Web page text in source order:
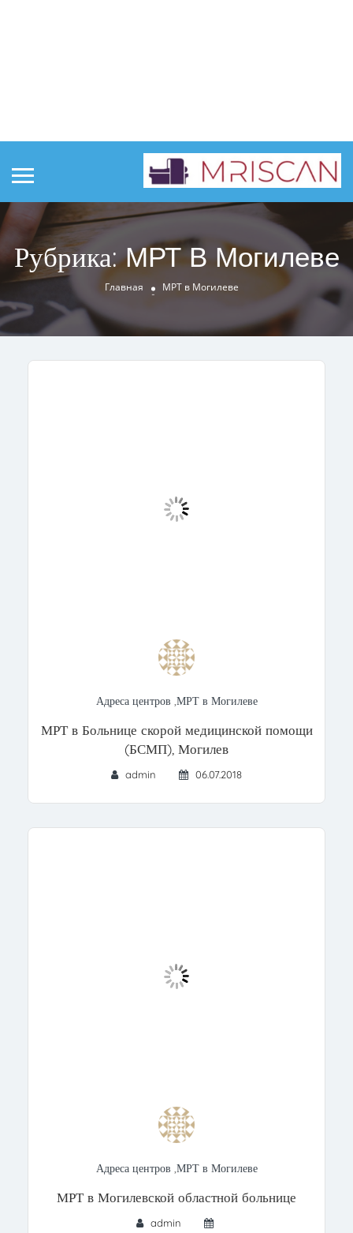
Рубрика:МРТ В Могилеве
Главная МРТ в Могилеве
Адреса центров ,МРТ в Могилеве
МРТ в Больнице скорой медицинской помощи
(БСМП), Могилев
admin 06.07.2018
Адреса центров ,МРТ в Могилеве
МРТ в Могилевской областной больнице
admin